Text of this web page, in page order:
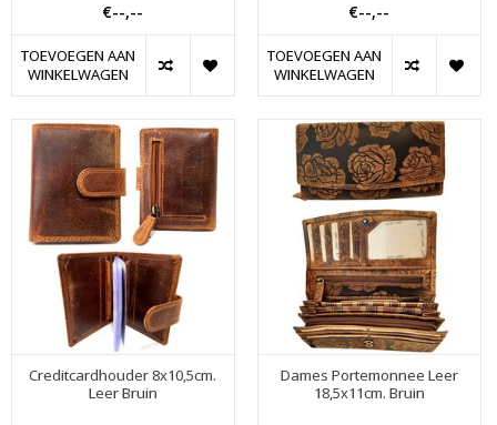
€--,--
TOEVOEGEN AAN
WINKELWAGEN
€--,--
TOEVOEGEN AAN
WINKELWAGEN
Creditcardhouder 8x10,5cm.
Leer Bruin
Dames Portemonnee Leer
18,5x11cm. Bruin